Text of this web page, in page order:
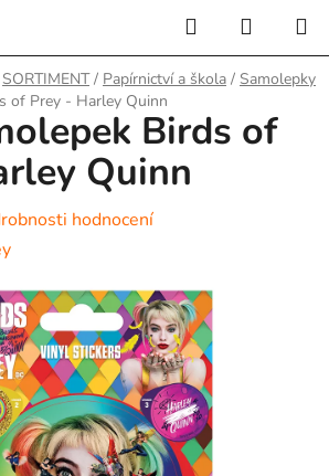
Hledat
KOŠÍK
SORTIMENT / Papírnictví a škola / Samolepky
of Prey - Harley Quinn
Birds of
Quinn
hodnocení